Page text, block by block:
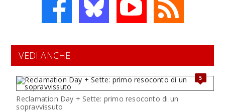
VEDI ANCHE
5
Reclamation Day + Sette: primo resoconto di un
sopravvissuto